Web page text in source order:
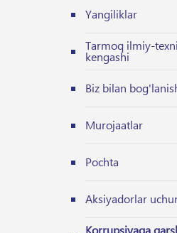
Yangiliklar
Tarmoq ilmiy-
kengashi
Biz bilan
Murojaatlar
Pochta
Aksiyadorlar
Korrupsiyaga